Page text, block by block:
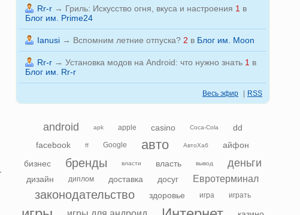
Rr-r→ Гриль: Искусство огня, вкуса и настроения 1 в
Блог им. Prime24
Ianusi→ Вспомним летние отпуска? 2 в Блог им. Moon
Rr-r→ Установка модов на Android: что нужно знать 1 в
Блог им. Rr-r
Весь эфир RSS
android apk apple casino Coca-Cola
dd
facebook
ff Google авто АвтоХаб
айфон
бизнес
бренды власти власть вывод деньги
дизайн диплом доставка досуг Евротерминал
законодательство здоровье игра играть